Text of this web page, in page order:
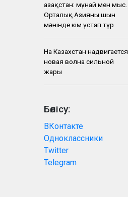
Қазақстан: мұнай мен мыс.
Орталық Азияны шын
мәнінде кім ұстап тұр
На Казахстан надвигается
новая волна сильной
жары
Бөлісу:
ВКонтакте
Одноклассники
Twitter
Telegram